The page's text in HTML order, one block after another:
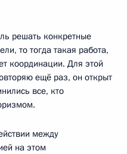
решать конкретные
то тогда такая работа,
координации. Для этой
ещё раз, он открыт
все, кто
между
на этом